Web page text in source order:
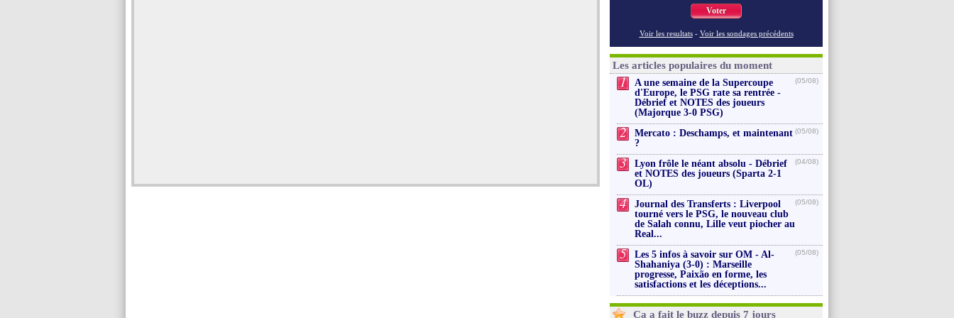
Voter
Voir les resultats - Voir les sondages précédents
Les articles populaires du moment
1
A une semaine de la Supercoupe
d'Europe, le PSG rate sa rentrée -
Débrief et NOTES des joueurs
(Majorque 3-0 PSG)
(05/08)
2
Mercato : Deschamps, et maintenant
?
(05/08)
3
Lyon frôle le néant absolu - Débrief
et NOTES des joueurs (Sparta 2-1
OL)
(04/08)
4
Journal des Transferts : Liverpool
tourné vers le PSG, le nouveau club
de Salah connu, Lille veut piocher au
Real...
(05/08)
5
Les 5 infos à savoir sur OM - Al-
Shahaniya (3-0) : Marseille
progresse, Paixão en forme, les
satisfactions et les déceptions...
(05/08)
Ça a fait le buzz depuis 7 jours